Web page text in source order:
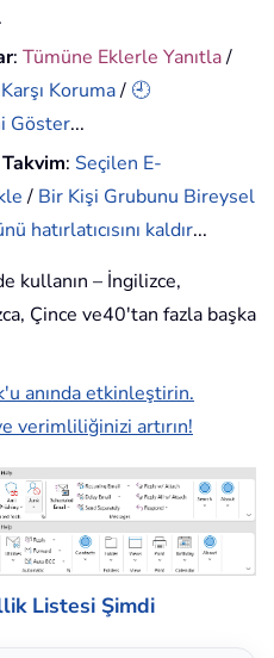
:Tümüne Eklerle Yanıtla/
Koruma/ 🕘
Göster...
: Seçilen E-
/ Bir Kişi Grubunu Bireysel
hatırlatıcısını kaldır...
kullanın – İngilizce,
Çince ve40'tan fazla başka
anında etkinleştirin.
verimliliğinizi artırın!
Listesi Şimdi